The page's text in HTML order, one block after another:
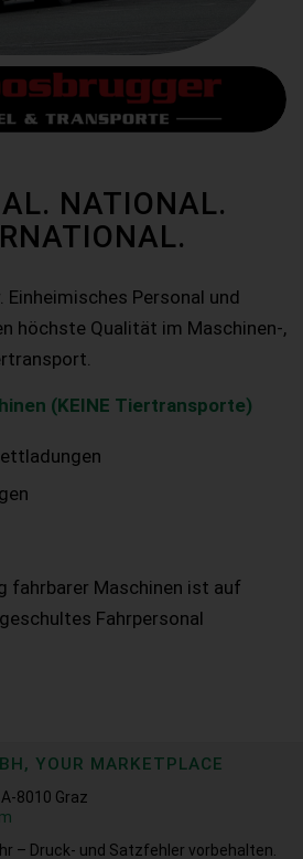
NATIONAL.
Einheimisches Personal und
höchste Qualität im Maschinen-,
(KEINE Tiertransporte)
fahrbarer Maschinen ist auf
Fahrpersonal
YOUR MARKETPLACE
8010 Graz
– Druck- und Satzfehler vorbehalten.